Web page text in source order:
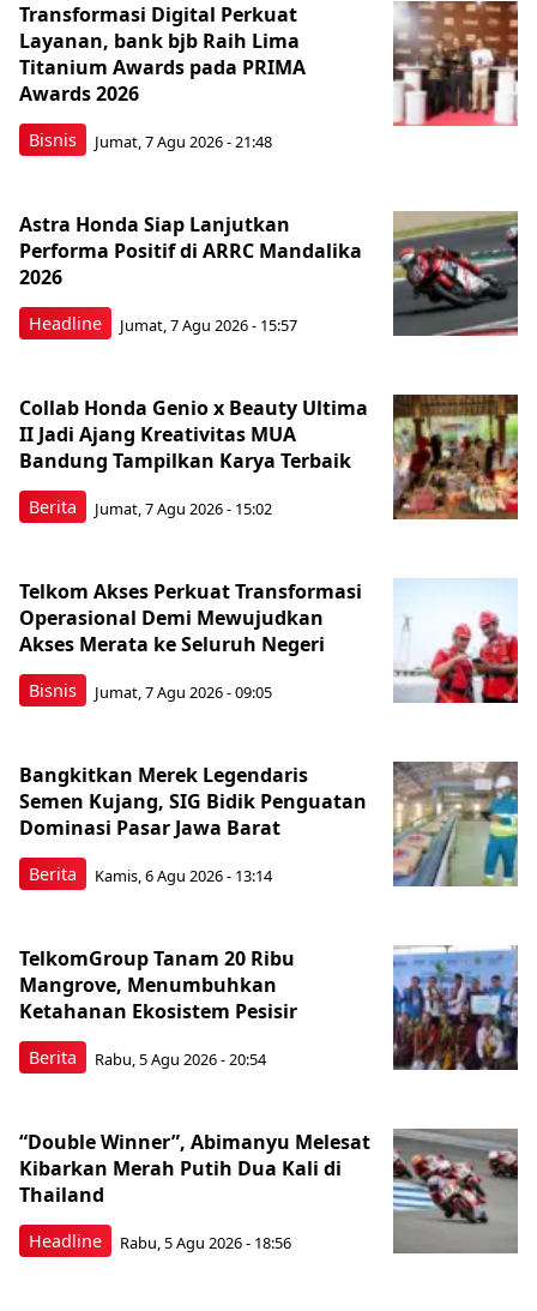
Bisnis
Transformasi Digital Perkuat
Layanan, bank bjb Raih Lima
Titanium Awards pada PRIMA
Awards 2026
Jumat, 7 Agu 2026 - 21:48
Headline
Astra Honda Siap Lanjutkan
Performa Positif di ARRC Mandalika
2026
Jumat, 7 Agu 2026 - 15:57
Berita
Collab Honda Genio x Beauty Ultima
II Jadi Ajang Kreativitas MUA
Bandung Tampilkan Karya Terbaik
Jumat, 7 Agu 2026 - 15:02
Bisnis
Telkom Akses Perkuat Transformasi
Operasional Demi Mewujudkan
Akses Merata ke Seluruh Negeri
Jumat, 7 Agu 2026 - 09:05
Berita
Bangkitkan Merek Legendaris
Semen Kujang, SIG Bidik Penguatan
Dominasi Pasar Jawa Barat
Kamis, 6 Agu 2026 - 13:14
Berita
TelkomGroup Tanam 20 Ribu
Mangrove, Menumbuhkan
Ketahanan Ekosistem Pesisir
Rabu, 5 Agu 2026 - 20:54
Headline
“Double Winner”, Abimanyu Melesat
Kibarkan Merah Putih Dua Kali di
Thailand
Rabu, 5 Agu 2026 - 18:56